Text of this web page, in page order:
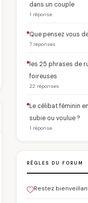
dans un couple
1 réponse
Que pensez vous
7 réponses
les 25 phrases de
foireuses
22 réponses
Le célibat féminin
subie ou voulue ?
1 réponse
RÈGLES DU FORUM
Restez